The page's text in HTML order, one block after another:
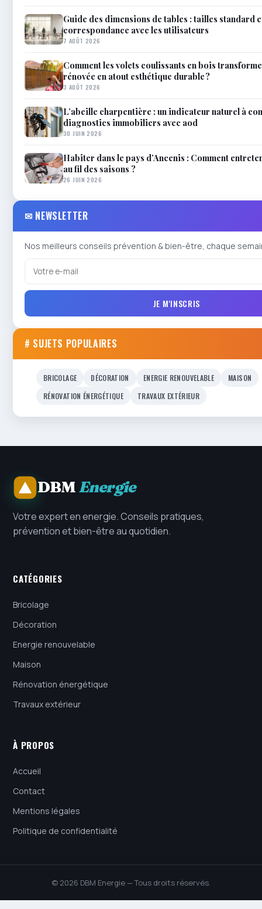
Guide des dimensions de tables : tailles standard
correspondance avec les utilisateurs
7 AOÛT 2026
Comment les volets coulissants en bois
rénovée en atout esthétique durable ?
3 AOÛT 2026
L’abeille charpentière : un indicateur naturel à
diagnostics immobiliers avec aod
30 JUIN 2026
Habiter dans le pays d’Ancenis : Comment
au fil des saisons ?
26 JUIN 2026
✉ NEWSLETTER
Nos meilleurs conseils prévention & bien-être, chaque
JE M'INSCRIS
# SUJETS POPULAIRES
BRICOLAGE DÉCORATION ENERGIE RENOUVELABLE
MAISON
RÉNOVATION ÉNERGÉTIQUE
TRAVAUX EXTÉRIEUR
DBMEnergie
Votre expert en energie. Conseils pratiques,
prévention et bien-être au quotidien.
CATÉGORIES
Bricolage
Décoration
Energie renouvelable
Maison
Rénovation énergétique
Travaux extérieur
À PROPOS
Accueil
Contact
Mentions légales
Politique de confidentialité
© 2026 DBM Energie — Tous droits réservés.